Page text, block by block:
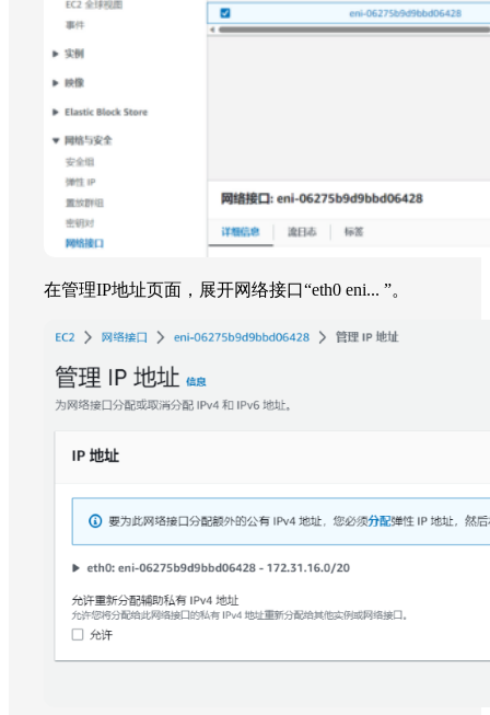
在管理IP地址页面，展开网络接口“eth0 eni... ”。